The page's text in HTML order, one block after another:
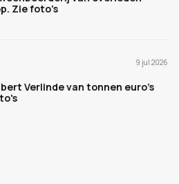
Zie foto's
9 jul 2026
Verlinde van tonnen euro's